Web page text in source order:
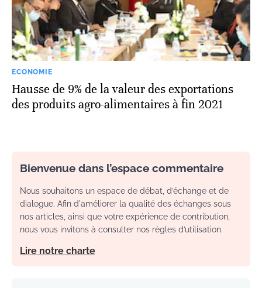
ECONOMIE
Hausse de 9% de la valeur des exportations
des produits agro-alimentaires à fin 2021
Bienvenue dans l’espace commentaire
Nous souhaitons un espace de débat, d’échange et de
dialogue. Afin d'améliorer la qualité des échanges sous
nos articles, ainsi que votre expérience de contribution,
nous vous invitons à consulter nos règles d’utilisation.
Lire notre charte